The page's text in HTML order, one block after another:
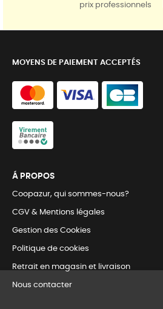
prix professionnels
MOYENS DE PAIEMENT ACCEPTÉS
Á PROPOS
Coopazur, qui sommes-nous?
CGV & Mentions légales
Gestion des Cookies
Politique de cookies
Retrait en magasin et livraison
Nous contacter